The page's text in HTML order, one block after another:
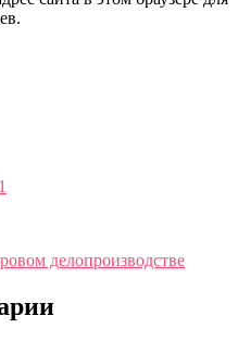
делопроизводстве